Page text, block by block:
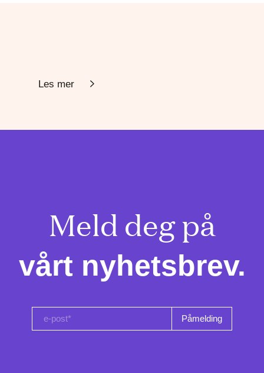
Les mer
Meld deg på
vårt nyhetsbrev.
e-post*